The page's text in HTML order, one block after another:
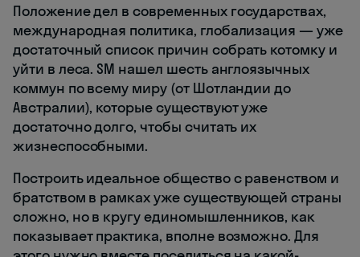
Положение дел в современных государствах,
международная политика, глобализация — уже
достаточный список причин собрать котомку и
уйти в леса. SM нашел шесть англоязычных
коммун по всему миру (от Шотландии до
Австралии), которые существуют уже
достаточно долго, чтобы считать их
жизнеспособными.
Построить идеальное общество с равенством и
братством в рамках уже существующей страны
сложно, но в кругу единомышленников, как
показывает практика, вполне возможно. Для